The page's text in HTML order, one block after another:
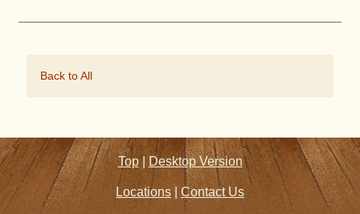
Back to All
Top | Desktop Version
Locations Contact Us